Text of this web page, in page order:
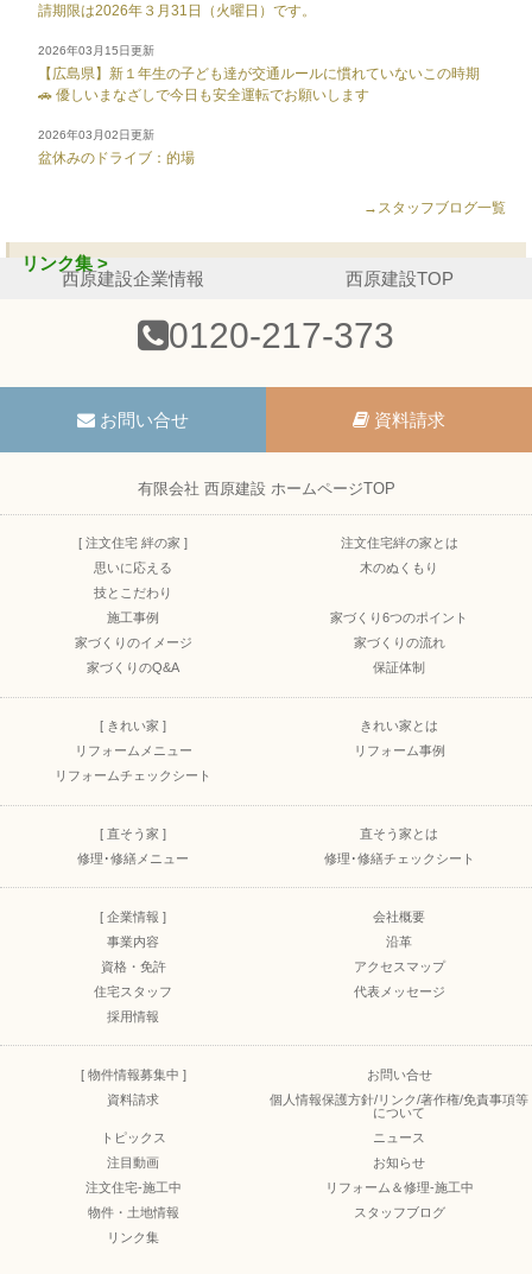
請期限は2026年３月31日（火曜日）です。
2026年03月15日更新
【広島県】新１年生の子ども達が交通ルールに慣れていないこの時期
🚗 優しいまなざしで今日も安全運転でお願いします
2026年03月02日更新
盆休みのドライブ：的場
→スタッフブログ一覧
リンク集 >
西原建設企業情報 西原建設TOP
0120-217-373
お問い合せ 資料請求
有限会社 西原建設 ホームページTOP
[ 注文住宅 絆の家 ]
注文住宅絆の家とは
思いに応える
木のぬくもり
技とこだわり
施工事例
家づくり6つのポイント
家づくりのイメージ
家づくりの流れ
家づくりのQ&A
保証体制
[ きれい家 ]
きれい家とは
リフォームメニュー
リフォーム事例
リフォームチェックシート
[ 直そう家 ]
直そう家とは
修理･修繕メニュー
修理･修繕チェックシート
[ 企業情報 ]
会社概要
事業内容
沿革
資格・免許
アクセスマップ
住宅スタッフ
代表メッセージ
採用情報
[ 物件情報募集中 ]
お問い合せ
資料請求
個人情報保護方針/リンク/著作権/免責事項等
について
トピックス
ニュース
注目動画
お知らせ
注文住宅-施工中
リフォーム＆修理-施工中
物件・土地情報
スタッフブログ
リンク集